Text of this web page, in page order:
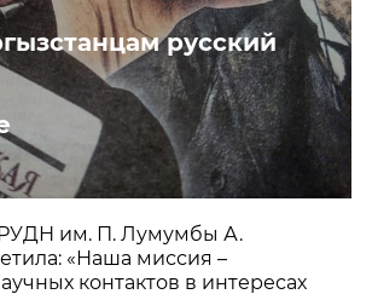
русский
им. П. Лумумбы А.
«Наша миссия –
контактов в интересах